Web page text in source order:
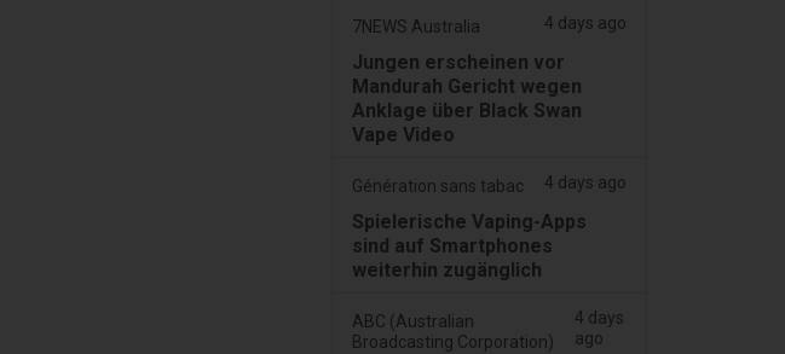
7NEWS Australia 4 days ago
Jungen erscheinen vor
Mandurah Gericht wegen
Anklage über Black Swan
Vape Video
Génération sans tabac 4 days ago
Spielerische Vaping-Apps
sind auf Smartphones
weiterhin zugänglich
ABC (Australian
Broadcasting Corporation)
4 days
ago